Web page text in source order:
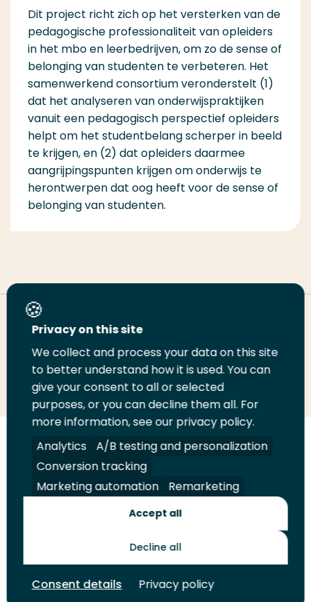
Dit project richt zich op het versterken van de
pedagogische professionaliteit van opleiders
in het mbo en leerbedrijven, om zo de sense of
belonging van studenten te verbeteren. Het
samenwerkend consortium veronderstelt (1)
dat het analyseren van onderwijspraktijken
vanuit een pedagogisch perspectief opleiders
helpt om het studentbelang scherper in beeld
te krijgen, en (2) dat opleiders daarmee
aangrijpingspunten krijgen om onderwijs te
herontwerpen dat oog heeft voor de sense of
belonging van studenten.
Deel deze pagina
Deel
LinkedIn
Deel
op
Twitter
Deel
op
Facebook
Email
deze
pagina
Print
deze
pagina
Volg
ons
op
LinkedIn
Volg
ons
op
Facebook
Volg
ons
op
YouTube
Volg
ons
op
Instagram
Juridisch Security A-Z Index
Contact
Toekomstmakers
Privacy on this site
We collect and process your data on this site
to better understand how it is used. You can
give your consent to all or selected
purposes, or you can decline them all. For
more information, see our privacy policy.
Analytics
A/B testing and personalization
Conversion tracking
Marketing automation
Remarketing
Accept all
Decline all
Consent details Privacy policy